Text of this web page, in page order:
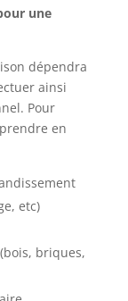
une
dépendra
ainsi
Pour
en
etc)
briques,